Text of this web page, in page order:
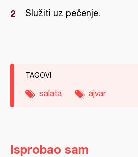
Služiti uz pečenje.
TAGOVI
salata ajvar
Isprobao sam